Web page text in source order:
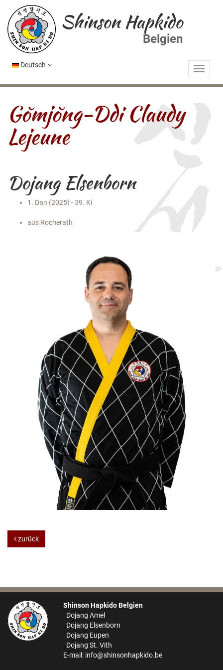
Shinson Hapkido
Belgien
Deutsch
Gŏmjŏng-Ddi Claudy
Lejeune
Dojang Elsenborn
1. Dan (2025) - 39. Ki
aus Rocherath
zurück
Shinson Hapkido Belgien
Dojang Amel
Dojang Elsenborn
Dojang Eupen
Dojang St. Vith
E-mail: info@shinsonhapkido.be